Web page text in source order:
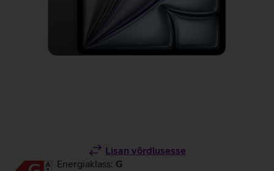
Lisan võrdlusesse
Energiaklass: G